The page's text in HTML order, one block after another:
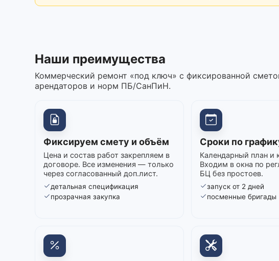
Наши преимущества
Коммерческий ремонт «под ключ» с фиксированной
арендаторов и норм ПБ/СанПиН.
Фиксируем смету и объём
Цена и состав работ закрепляем в
договоре. Все изменения — только
через согласованный доп.лист.
детальная спецификация
прозрачная закупка
Сроки по
Календарный план и
Входим в окна по
БЦ без простоев.
запуск от 2 дней
посменные бригады